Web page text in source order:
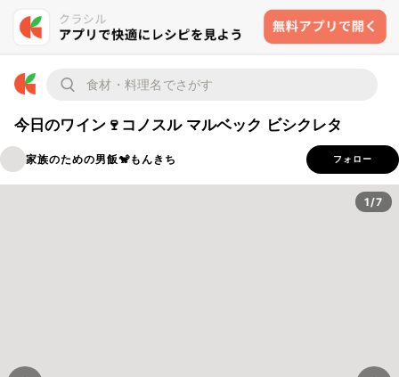
今日のワイン🍷コノスル マルベック ビシクレタ
家族のための男飯🐒もんきち フォロー
1/7